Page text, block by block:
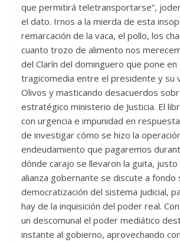
que permitirá teletransportarse”,
el dato. Irnos a la mierda de esta
remarcación de la vaca, el pollo, los
cuanto trozo de alimento nos
del Clarín del dominguero que pone en
tragicomedia entre el presidente y su
Olivos y masticando desacuerdos
estratégico ministerio de Justicia. El
con urgencia e impunidad en
de investigar cómo se hizo la
endeudamiento que pagaremos
dónde carajo se llevaron la guita, justo
alianza gobernante se discute a fondo
democratización del sistema judicial,
hay de la inquisición del poder real.
un descomunal el poder mediático
instante al gobierno, aprovechando